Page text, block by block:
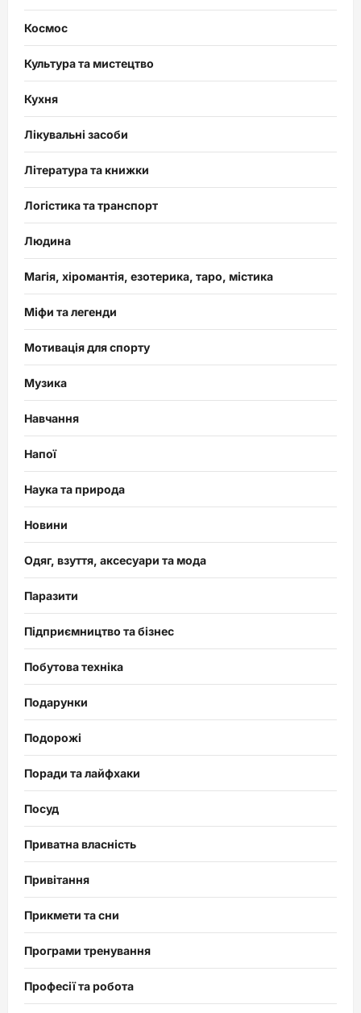
Космос
Культура та мистецтво
Кухня
Лікувальні засоби
Література та книжки
Логістика та транспорт
Людина
Магія, хіромантія, езотерика, таро, містика
Міфи та легенди
Мотивація для спорту
Музика
Навчання
Напої
Наука та природа
Новини
Одяг, взуття, аксесуари та мода
Паразити
Підприємництво та бізнес
Побутова техніка
Подарунки
Подорожі
Поради та лайфхаки
Посуд
Приватна власність
Привітання
Прикмети та сни
Програми тренування
Професії та робота